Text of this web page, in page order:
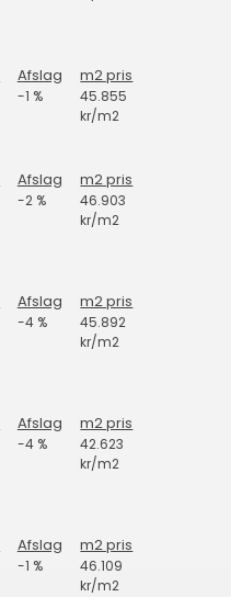
Afslag m2 pris
-1 %
45.855
kr/m2
Afslag m2 pris
-2 %
46.903
kr/m2
Afslag m2 pris
-4 %
45.892
kr/m2
Afslag m2 pris
-4 %
42.623
kr/m2
Afslag m2 pris
-1 %
46.109
kr/m2